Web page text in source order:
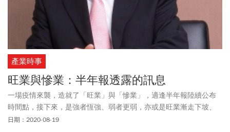
產業時事
旺業與慘業：半年報透露的訊息
一場疫情來襲，造就了「旺業」與「慘業」，適逢半年報陸續公布
時間點，接下來，是強者恆強、弱者更弱，亦或是旺業漸走下坡、
慘業逆勢突圍，大家都在關注。
日期：2020-08-19